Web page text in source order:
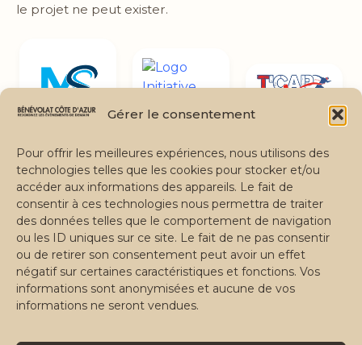
Gérer le consentement
Pour offrir les meilleures expériences, nous utilisons des
technologies telles que les cookies pour stocker et/ou
accéder aux informations des appareils. Le fait de
consentir à ces technologies nous permettra de traiter
des données telles que le comportement de navigation
ou les ID uniques sur ce site. Le fait de ne pas consentir
ou de retirer son consentement peut avoir un effet
négatif sur certaines caractéristiques et fonctions. Vos
informations sont anonymisées et aucune de vos
informations ne seront vendues.
le projet ne peut exister.
Devenir partenaire🏅
Bénévolat Côte d'Azur
Missions Documentation Nous contacter